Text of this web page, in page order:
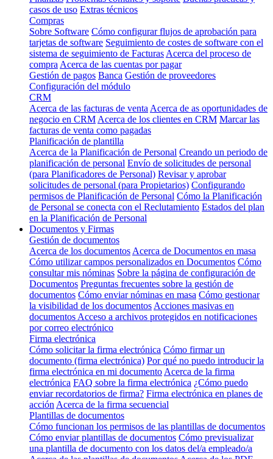
casos de uso Extras técnicos
Compras
Sobre Software Cómo configurar flujos de aprobación para
tarjetas de software Seguimiento de costes de software con el
sistema de seguimiento de Facturas Acerca del proceso de
compra Acerca de las cuentas por pagar
Gestión de pagos Banca Gestión de proveedores
Configuración del módulo
CRM
Acerca de las facturas de venta Acerca de as oportunidades de
negocio en CRM Acerca de los clientes en CRM Marcar las
facturas de venta como pagadas
Planificación de plantilla
Acerca de la Planificación de Personal Creando un periodo de
planificación de personal Envío de solicitudes de personal
(para Planificadores de Personal) Revisar y aprobar
solicitudes de personal (para Propietarios) Configurando
permisos de Planificación de Personal Cómo la Planificación
de Personal se conecta con el Reclutamiento Estados del plan
en la Planificación de Personal
Documentos y Firmas
Gestión de documentos
Acerca de los documentos Acerca de Documentos en masa
Cómo utilizar campos personalizados en Documentos Cómo
consultar mis nóminas Sobre la página de configuración de
Documentos Preguntas frecuentes sobre la gestión de
documentos Cómo enviar nóminas en masa Cómo gestionar
la visibilidad de los documentos Acciones masivas en
documentos Acceso a archivos protegidos en notificaciones
por correo electrónico
Firma electrónica
Cómo solicitar la firma electrónica Cómo firmar un
documento (firma electrónica) Por qué no puedo introducir la
firma electrónica en mi documento Acerca de la firma
electrónica FAQ sobre la firma electrónica ¿Cómo puedo
enviar recordatorios de firma? Firma electrónica en planes de
acción Acerca de la firma secuencial
Plantillas de documentos
Cómo funcionan los permisos de las plantillas de documentos
Cómo enviar plantillas de documentos Cómo previsualizar
una plantilla de documento con los datos del/a empleado/a